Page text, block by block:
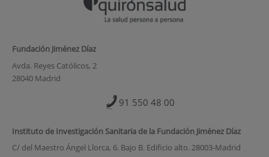
Fundación Jiménez Díaz
Avda. Reyes Católicos, 2
28040 Madrid
91 550 48 00
Instituto de Investigación Sanitaria de la Fundación Jiménez Díaz
C/ del Maestro Ángel Llorca, 6. Bajo B. Edificio alto. 28003-Madrid